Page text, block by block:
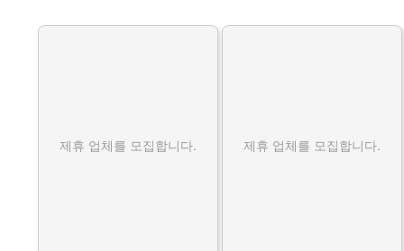
제휴 업체를 모집합니다. 제휴 업체를 모집합니다.